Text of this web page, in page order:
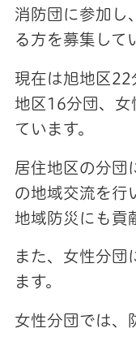
消防団に参加し
る方を募集して
現在は旭地区
地区16分団、女
ています。
居住地区の分団
の地域交流を行
地域防災にも貢
また、女性分団
ます。
女性分団では、